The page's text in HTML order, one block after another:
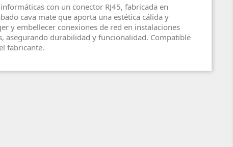
con un conector RJ45, fabricada en
cava mate que aporta una estética cálida y
y embellecer conexiones de red en instalaciones
asegurando durabilidad y funcionalidad. Compatible
fabricante.